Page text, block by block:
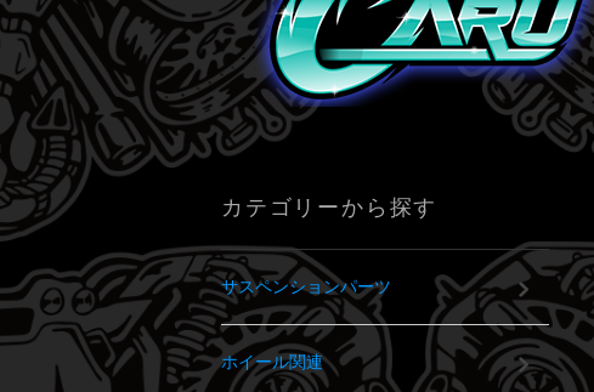
カテゴリーから探す
サスペンションパーツ
ホイール関連